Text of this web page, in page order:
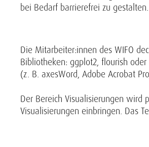
bei Bedarf barrierefrei zu gestalten.
Die Mitarbeiter:innen des WIFO
Bibliotheken: ggplot2, flourish
(z. B. axesWord, Adobe Acrobat
Der Bereich Visualisierungen wird
Visualisierungen einbringen. Das